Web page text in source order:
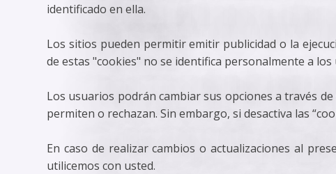
identificado en ella.
Los sitios pueden permitir emitir publicidad o la
de estas "cookies" no se identifica personalmente a
Los usuarios podrán cambiar sus opciones a través
permiten o rechazan. Sin embargo, si desactiva las
En caso de realizar cambios o actualizaciones al
utilicemos con usted.